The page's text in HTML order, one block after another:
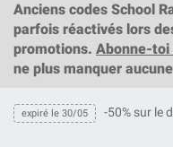
Anciens codes School
parfois réactivés lors
promotions. Abonne-
ne plus manquer
expiré le 30/05 -50% sur le